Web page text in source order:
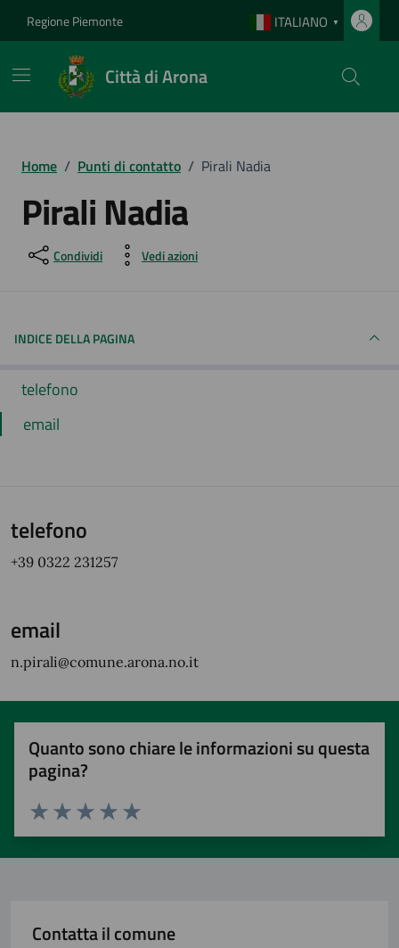
Regione Piemonte ITALIANO ▼
Città di Arona
Home / Punti di contatto / Pirali Nadia
Pirali Nadia
Condividi Vedi azioni
INDICE DELLA PAGINA
telefono
email
telefono
+39 0322 231257
email
n.pirali@comune.arona.no.it
Quanto sono chiare le informazioni su questa
pagina?
Valuta 5 stelle su 5
Valuta 4 stelle su 5
Valuta 3 stelle su 5
Valuta 2 stelle su 5
Valuta 1 stelle su 5
Contatta il comune